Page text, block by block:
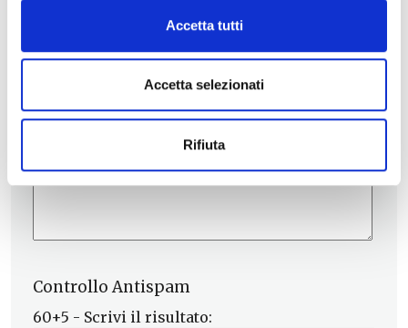
Accetta tutti
Accetta selezionati
Rifiuta
Controllo Antispam
60+5 - Scrivi il risultato: